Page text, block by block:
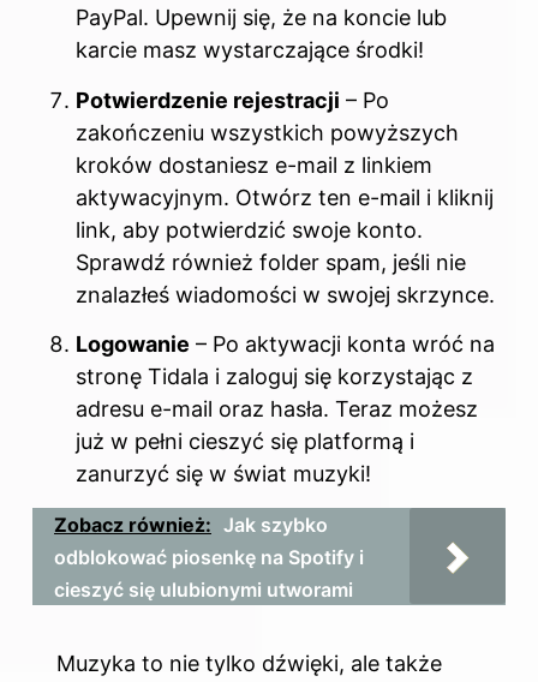
PayPal. Upewnij się, że na koncie lub
karcie masz wystarczające środki!
Potwierdzenie rejestracji – Po
zakończeniu wszystkich powyższych
kroków dostaniesz e-mail z linkiem
aktywacyjnym. Otwórz ten e-mail i kliknij
link, aby potwierdzić swoje konto.
Sprawdź również folder spam, jeśli nie
znalazłeś wiadomości w swojej skrzynce.
Logowanie – Po aktywacji konta wróć na
stronę Tidala i zaloguj się korzystając z
adresu e-mail oraz hasła. Teraz możesz
już w pełni cieszyć się platformą i
zanurzyć się w świat muzyki!
Zobacz również: Jak szybko
odblokować piosenkę na Spotify i
cieszyć się ulubionymi utworami
Muzyka to nie tylko dźwięki, ale także